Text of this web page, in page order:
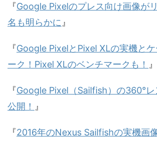
『Google Pixelのプレス向け画像が
名も明らかに 』
『Google PixelとPixel XLの実機とケ
ーク！Pixel XLのベンチマークも！
』
『Google Pixel（Sailfish）の360°
公開！
』
『2016年のNexus Sailfishの実機画